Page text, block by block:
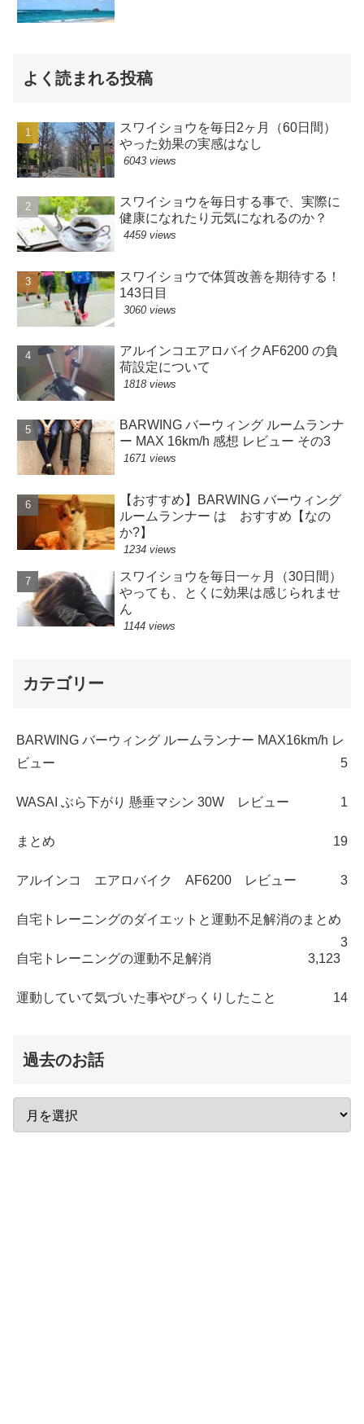
よく読まれる投稿
スワイショウを毎日2ヶ月（60日間）
やった効果の実感はなし
6043 views
スワイショウを毎日する事で、実際に
健康になれたり元気になれるのか？
4459 views
スワイショウで体質改善を期待する！
143日目
3060 views
アルインコエアロバイクAF6200 の負
荷設定について
1818 views
BARWING バーウィング ルームランナ
ー MAX 16km/h 感想 レビュー その3
1671 views
【おすすめ】BARWING バーウィング
ルームランナー は おすすめ【なの
か?】
1234 views
スワイショウを毎日一ヶ月（30日間）
やっても、とくに効果は感じられませ
ん
1144 views
カテゴリー
BARWING バーウィング ルームランナー MAX16km/h レ
ビュー
5
WASAI ぶら下がり 懸垂マシン 30W レビュー 1
まとめ 19
アルインコ エアロバイク AF6200 レビュー 3
自宅トレーニングのダイエットと運動不足解消のまとめ
3
自宅トレーニングの運動不足解消
3,123
運動していて気づいた事やびっくりしたこと 14
過去のお話